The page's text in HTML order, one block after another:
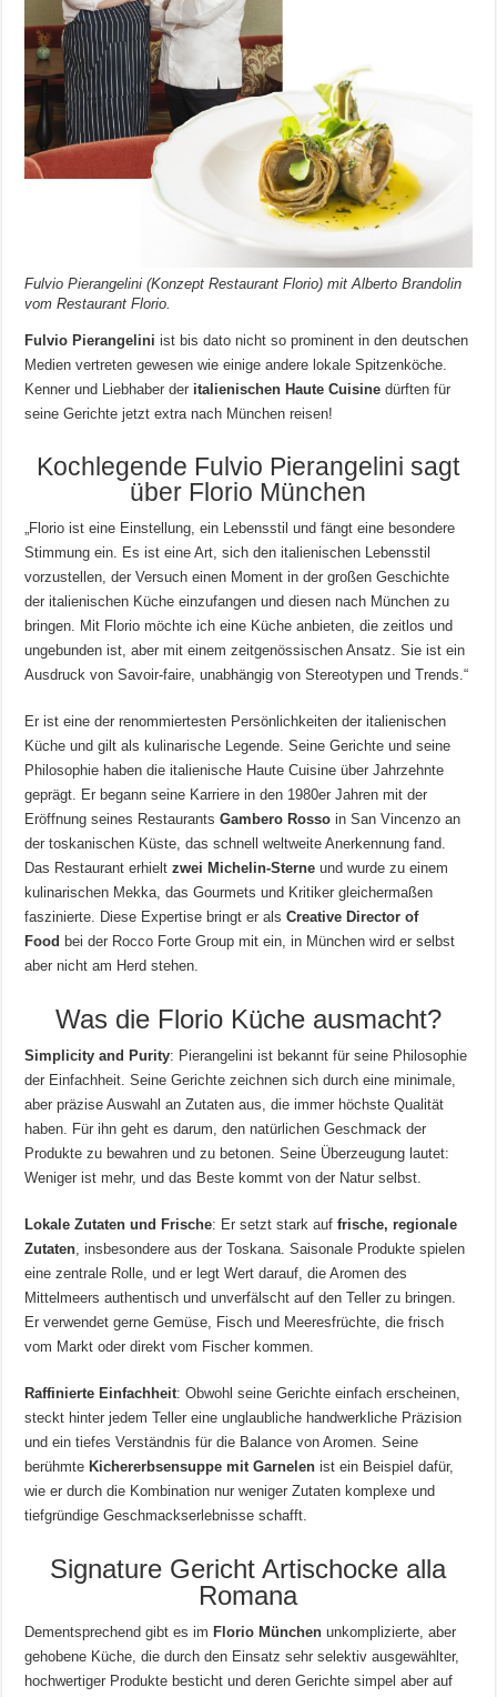
Fulvio Pierangelini (Konzept Restaurant Florio) mit Alberto Brandolin
vom Restaurant Florio.
Fulvio Pierangeliniist bis dato nicht so prominent in den deutschen
Medien vertreten gewesen wie einige andere lokale Spitzenköche.
Kenner und Liebhaber der italienischen Haute Cuisine dürften für
seine Gerichte jetzt extra nach München reisen!
Kochlegende Fulvio Pierangelini sagt
über Florio München
„Florio ist eine Einstellung, ein Lebensstil und fängt eine besondere
Stimmung ein. Es ist eine Art, sich den italienischen Lebensstil
vorzustellen, der Versuch einen Moment in der großen Geschichte
der italienischen Küche einzufangen und diesen nach München zu
bringen. Mit Florio möchte ich eine Küche anbieten, die zeitlos und
ungebunden ist, aber mit einem zeitgenössischen Ansatz. Sie ist ein
Ausdruck von Savoir-faire, unabhängig von Stereotypen und Trends.“
Er ist eine der renommiertesten Persönlichkeiten der italienischen
Küche und gilt als kulinarische Legende. Seine Gerichte und seine
Philosophie haben die italienische Haute Cuisine über Jahrzehnte
geprägt. Er begann seine Karriere in den 1980er Jahren mit der
Eröffnung seines RestaurantsGambero Rosso in San Vincenzo an
der toskanischen Küste, das schnell weltweite Anerkennung fand.
Das Restaurant erhieltzwei Michelin-Sterne und wurde zu einem
kulinarischen Mekka, das Gourmets und Kritiker gleichermaßen
faszinierte. Diese Expertise bringt er alsCreative Director of
Food bei der Rocco Forte Group mit ein, in München wird er selbst
aber nicht am Herd stehen.
Was die Florio Küche ausmacht?
Simplicity and Purity: Pierangelini ist bekannt für seine Philosophie
der Einfachheit. Seine Gerichte zeichnen sich durch eine minimale,
aber präzise Auswahl an Zutaten aus, die immer höchste Qualität
haben. Für ihn geht es darum, den natürlichen Geschmack der
Produkte zu bewahren und zu betonen. Seine Überzeugung lautet:
Weniger ist mehr, und das Beste kommt von der Natur selbst.
Lokale Zutaten und Frische: Er setzt stark auffrische, regionale
Zutaten, insbesondere aus der Toskana. Saisonale Produkte spielen
eine zentrale Rolle, und er legt Wert darauf, die Aromen des
Mittelmeers authentisch und unverfälscht auf den Teller zu bringen.
Er verwendet gerne Gemüse, Fisch und Meeresfrüchte, die frisch
vom Markt oder direkt vom Fischer kommen.
Raffinierte Einfachheit: Obwohl seine Gerichte einfach erscheinen,
steckt hinter jedem Teller eine unglaubliche handwerkliche Präzision
und ein tiefes Verständnis für die Balance von Aromen. Seine
berühmte Kichererbsensuppe mit Garnelen ist ein Beispiel dafür,
wie er durch die Kombination nur weniger Zutaten komplexe und
tiefgründige Geschmackserlebnisse schafft.
Signature Gericht Artischocke alla
Romana
Dementsprechend gibt es im Florio München unkomplizierte, aber
gehobene Küche, die durch den Einsatz sehr selektiv ausgewählter,
hochwertiger Produkte besticht und deren Gerichte simpel aber auf